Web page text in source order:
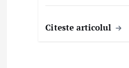
Citeste articolul